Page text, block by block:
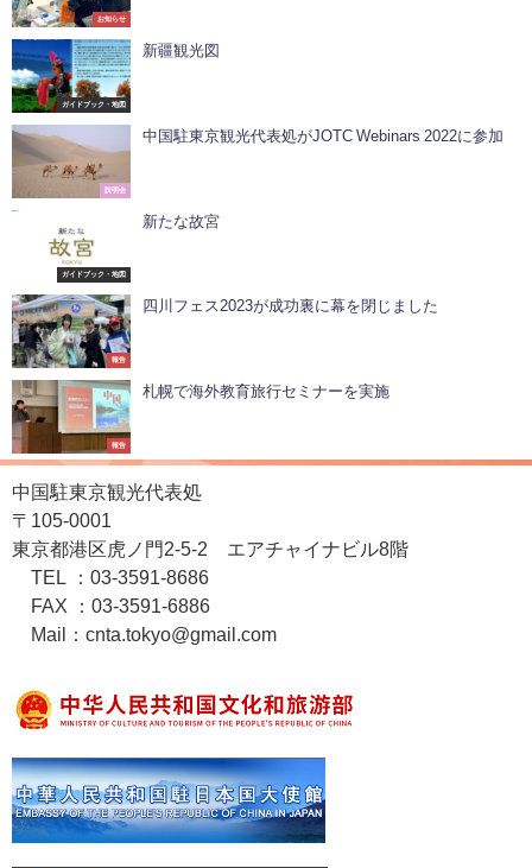
お知らせ
ガイドブック・地図
新疆観光図
説明会
中国駐東京観光代表処がJOTC Webinars 2022に参加
ガイドブック・地図
新たな故宮
報告
四川フェス2023が成功裏に幕を閉じました
報告
札幌で海外教育旅行セミナーを実施
中国駐東京観光代表処
〒105-0001
東京都港区虎ノ門2-5-2 エアチャイナビル8階
TEL ：03-3591-8686
FAX ：03-3591-6886
Mail：cnta.tokyo@gmail.com